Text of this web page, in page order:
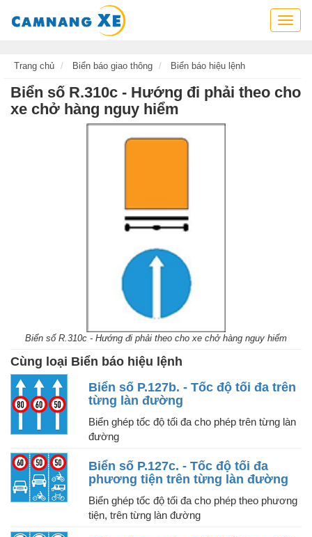
Cẩm
thông
Trang chủ Biển báo giao thông Biển báo hiệu lệnh
Biển số R.310c - Hướng đi phải theo cho
xe chở hàng nguy hiểm
Biển số R.310c - Hướng đi phải theo cho xe chở hàng nguy hiểm
Cùng loại Biển báo hiệu lệnh
Biển số P.127b. - Tốc độ tối đa trên
từng làn đường
Biển ghép tốc độ tối đa cho phép trên từng làn
đường
Biển số P.127c. - Tốc độ tối đa
phương tiện trên từng làn đường
Biển ghép tốc độ tối đa cho phép theo phương
tiện, trên từng làn đường